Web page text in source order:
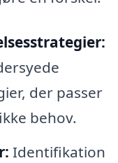
der passer
behov.
Identifikation